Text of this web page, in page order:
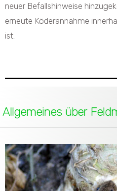
neuer Befallshinweise
erneute Köderannahme
ist.
Allgemeines über